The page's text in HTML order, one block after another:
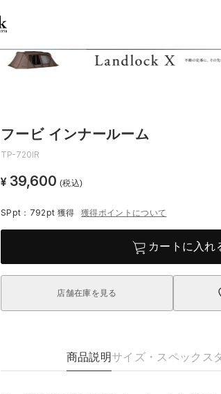
フービ インナールーム
TP-720IR
¥ 39,600 (税込)
SPpt：792pt 獲得 獲得ポイントについて
カートに入れ
店舗在庫を見る
商品説明サイズ・スペック ス